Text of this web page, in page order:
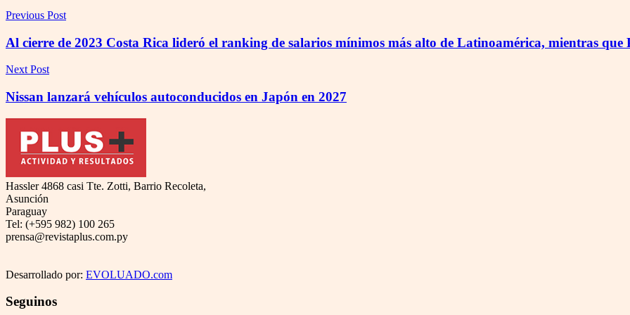
Previous Post
Al cierre de 2023 Costa Rica lideró el ranking de salarios mínimos más alto de Latinoamérica, mientras que
Next Post
Nissan lanzará vehículos autoconducidos en Japón en 2027
Hassler 4868 casi Tte. Zotti, Barrio Recoleta,
Asunción
Paraguay
Tel: (+595 982) 100 265
prensa@revistaplus.com.py
Desarrollado por: EVOLUADO.com
Seguinos